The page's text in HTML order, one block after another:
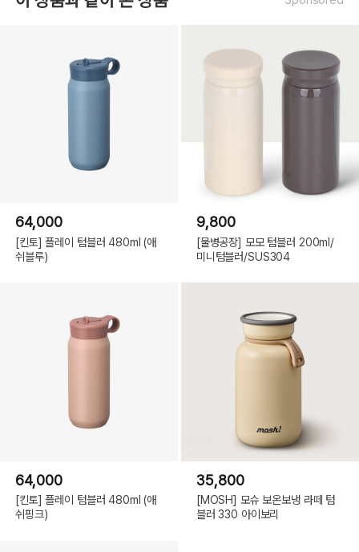
64,000
[킨토] 플레이 텀블러 480ml (애
쉬블루)
9,800
[물병공장] 모모 텀블러 200ml/
미니텀블러/SUS304
64,000
[킨토] 플레이 텀블러 480ml (애
쉬핑크)
35,800
[MOSH] 모슈 보온보냉 라떼 텀
블러 330 아이보리